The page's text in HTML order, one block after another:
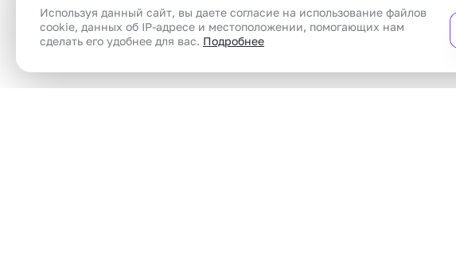
Используя данный сайт, вы даете согласие на использование файлов
cookie, данных об IP-адресе и местоположении, помогающих нам
сделать его удобнее для вас. Подробнее